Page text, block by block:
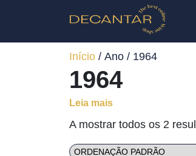
Início / Ano / 1964
1964
Leia mais
A mostrar todos os 2